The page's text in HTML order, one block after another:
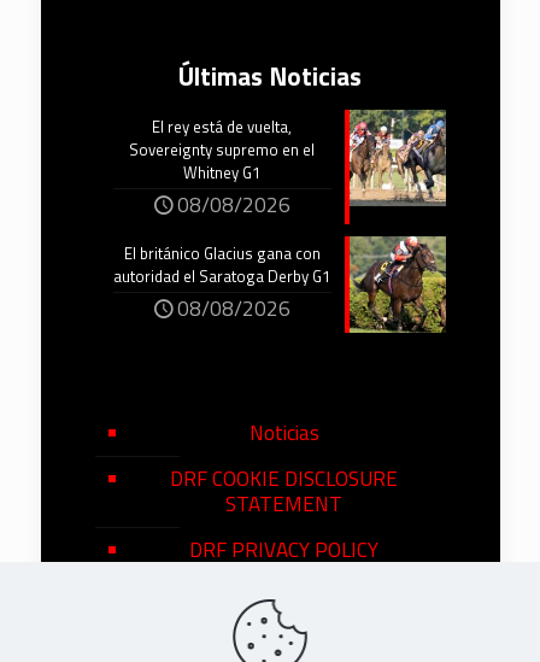
Últimas Noticias
El rey está de vuelta,
Sovereignty supremo en el
Whitney G1
08/08/2026
El británico Glacius gana con
autoridad el Saratoga Derby G1
08/08/2026
Noticias
DRF COOKIE DISCLOSURE
STATEMENT
DRF PRIVACY POLICY